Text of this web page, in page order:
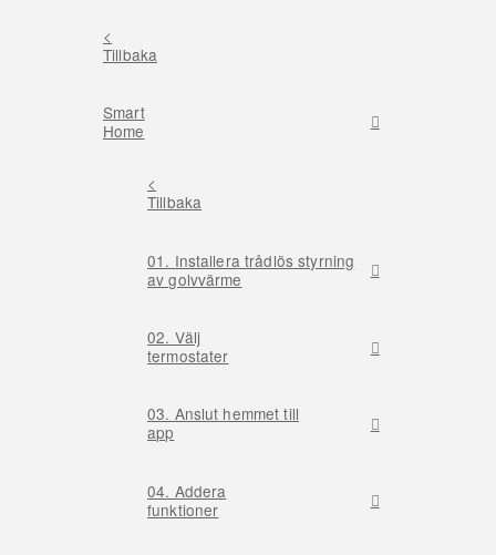
<
Tillbaka
Smart
Home
<
Tillbaka
01. Installera trådlös styrning
av golvvärme
02. Välj
termostater
03. Anslut hemmet till
app
04. Addera
funktioner